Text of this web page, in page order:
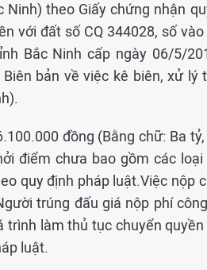
Ninh) theo Giấy chứng nhận
với đất số CQ 344028, số
Bắc Ninh cấp ngày 06/5/
bản về việc kê biên, xử lý
đồng (Bằng chữ: Ba
điểm chưa bao gồm các
quy định pháp luật.Việc nộp
trúng đấu giá nộp phí
làm thủ tục chuyển
luật.